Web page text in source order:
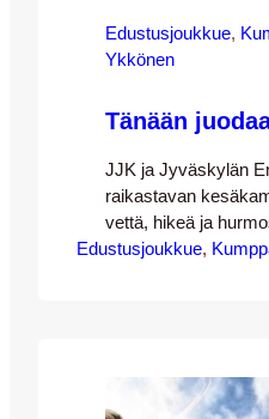
Edustusjoukkue,
Ykkönen
Tänään
JJK ja Jyväskylän
raikastavan
vettä, hikeä ja
ottelukävijöille läpi
vesijohtovettä.
myös JJK-pelaajia
Edustusjoukkue,